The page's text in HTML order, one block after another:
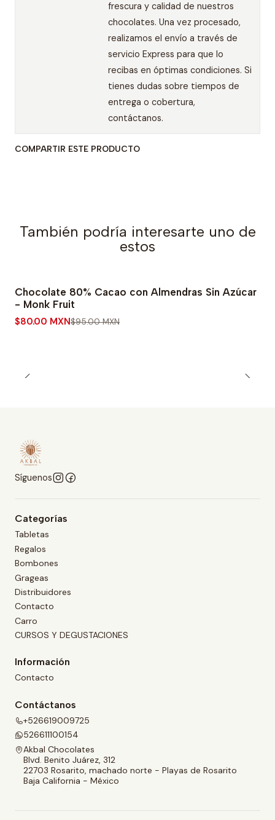
frescura y calidad de nuestros
chocolates. Una vez procesado,
realizamos el envío a través de
servicio Express para que lo
recibas en óptimas condiciones. Si
tienes dudas sobre tiempos de
entrega o cobertura,
contáctanos.
COMPARTIR ESTE PRODUCTO
También podría interesarte uno de
estos
-16% OFF
Chocolate 80% Cacao con Almendras Sin Azúcar
- Monk Fruit
$80.00 MXN$95.00 MXN
Síguenos
Categorías
Tabletas
Regalos
Bombones
Grageas
Distribuidores
Contacto
Carro
CURSOS Y DEGUSTACIONES
Información
Contacto
Contáctanos
+526619009725
526611100154
Akbal Chocolates
Blvd. Benito Juárez, 312
22703 Rosarito, machado norte - Playas de Rosarito
Baja California - México